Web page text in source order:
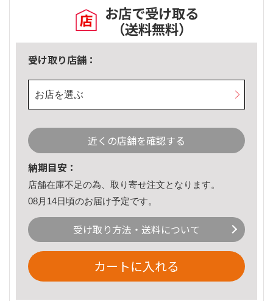
お店で受け取る
（送料無料）
受け取り店舗：
お店を選ぶ
近くの店舗を確認する
納期目安：
店舗在庫不足の為、取り寄せ注文となります。
08月14日頃のお届け予定です。
受け取り方法・送料について
カートに入れる